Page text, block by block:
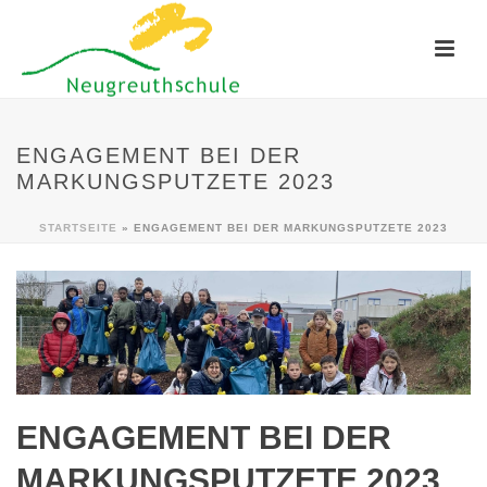
ENGAGEMENT BEI DER
MARKUNGSPUTZETE 2023
STARTSEITE » ENGAGEMENT BEI DER MARKUNGSPUTZETE 2023
ENGAGEMENT BEI DER
MARKUNGSPUTZETE 2023